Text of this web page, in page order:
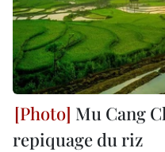
Mu Cang
repiquage du riz